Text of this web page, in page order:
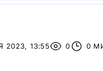
2023, 13:55 0 0